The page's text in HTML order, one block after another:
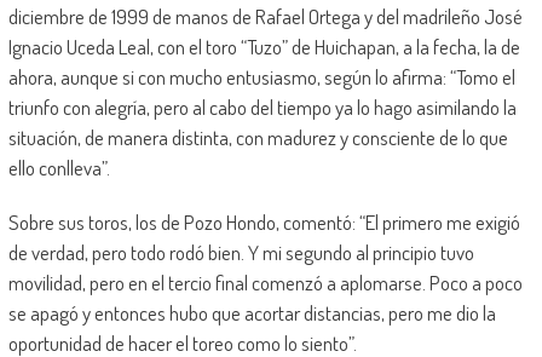
diciembre de 1999 de manos de Rafael Ortega y del madrileño José
Ignacio Uceda Leal, con el toro “Tuzo” de Huichapan, a la fecha, la de
ahora, aunque si con mucho entusiasmo, según lo afirma: “Tomo el
triunfo con alegría, pero al cabo del tiempo ya lo hago asimilando la
situación, de manera distinta, con madurez y consciente de lo que
ello conlleva”.
Sobre sus toros, los de Pozo Hondo, comentó: “El primero me exigió
de verdad, pero todo rodó bien. Y mi segundo al principio tuvo
movilidad, pero en el tercio final comenzó a aplomarse. Poco a poco
se apagó y entonces hubo que acortar distancias, pero me dio la
oportunidad de hacer el toreo como lo siento”.